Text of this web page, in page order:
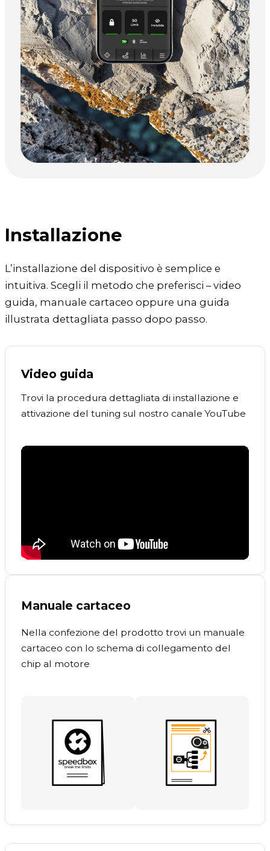
Installazione
L’installazione del dispositivo è semplice e
intuitiva. Scegli il metodo che preferisci – video
guida, manuale cartaceo oppure una guida
illustrata dettagliata passo dopo passo.
Video guida
Trovi la procedura dettagliata di installazione e
attivazione del tuning sul nostro canale YouTube
Manuale cartaceo
Nella confezione del prodotto trovi un manuale
cartaceo con lo schema di collegamento del
chip al motore